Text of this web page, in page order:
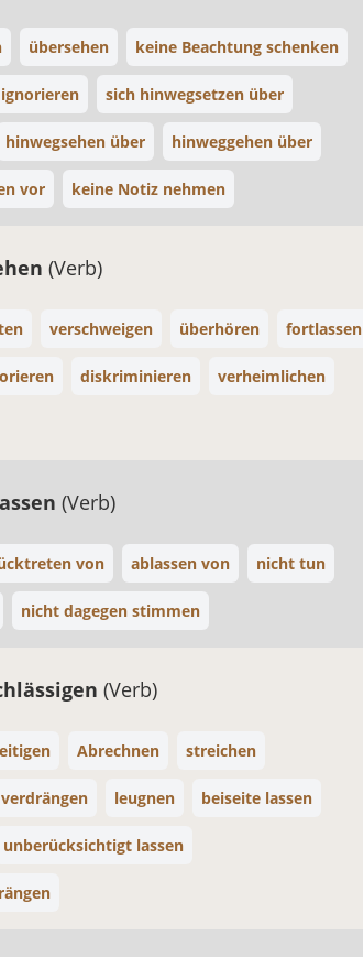
übersehen keine Beachtung schenken
ignorieren sich hinwegsetzen über
hinwegsehen über hinweggehen über
vor keine Notiz nehmen
(Verb)
verschweigen überhören fortlassen
diskriminieren verheimlichen
(Verb)
von ablassen von nicht tun
nicht dagegen stimmen
(Verb)
Abrechnen streichen
verdrängen leugnen beiseite lassen
unberücksichtigt lassen